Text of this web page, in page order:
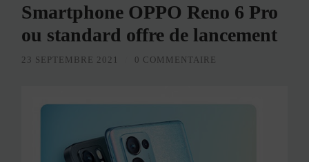
Smartphone OPPO Reno 6 Pro
ou standard offre de lancement
23 SEPTEMBRE 2021 0 COMMENTAIRE